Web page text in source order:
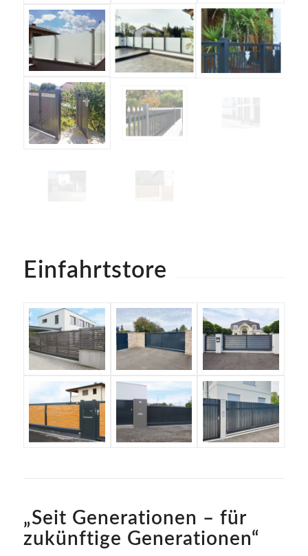
Einfahrtstore
„Seit Generationen – für
zukünftige Generationen“